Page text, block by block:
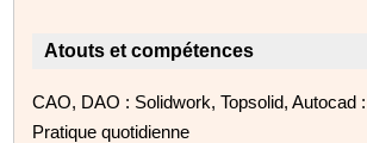
Atouts et compétences
CAO, DAO : Solidwork, Topsolid, Autocad
Pratique quotidienne